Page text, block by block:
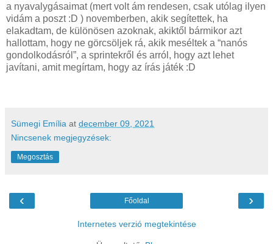
a nyavalygásaimat (mert volt ám rendesen, csak utólag ilyen
vidám a poszt :D ) novemberben, akik segítettek, ha
elakadtam, de különösen azoknak, akiktől bármikor azt
hallottam, hogy ne görcsöljek rá, akik meséltek a “nanós
gondolkodásról”, a sprintekről és arról, hogy azt lehet
javítani, amit megírtam, hogy az írás játék :D
Sümegi Emília at december 09, 2021
Nincsenek megjegyzések:
Megosztás
‹ ›
Főoldal
Internetes verzió megtekintése